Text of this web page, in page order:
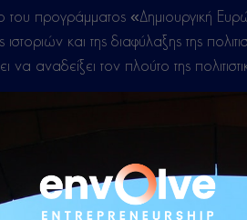
προγράμματος «Δημιουργική
ιστοριών και της διαφύλαξης
να αναδείξει τον πλούτο της